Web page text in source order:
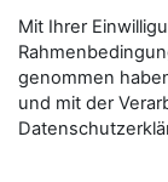
Mit Ihrer
genommen
und mit der